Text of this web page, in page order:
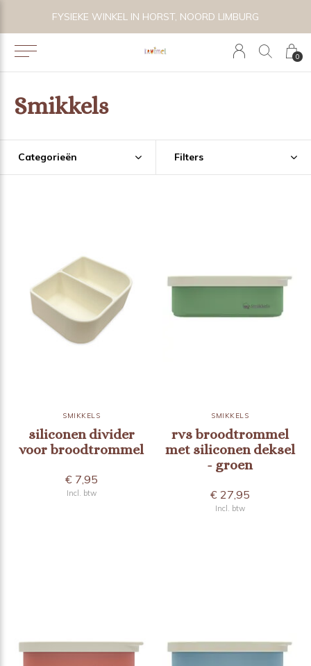
0
FYSIEKE WINKEL IN HORST, NOORD LIMBURG
Smikkels
Categorieën Filters
SMIKKELS
siliconen divider
voor broodtrommel
€ 7,95
Incl. btw
SMIKKELS
rvs broodtrommel
met siliconen deksel
- groen
€ 27,95
Incl. btw